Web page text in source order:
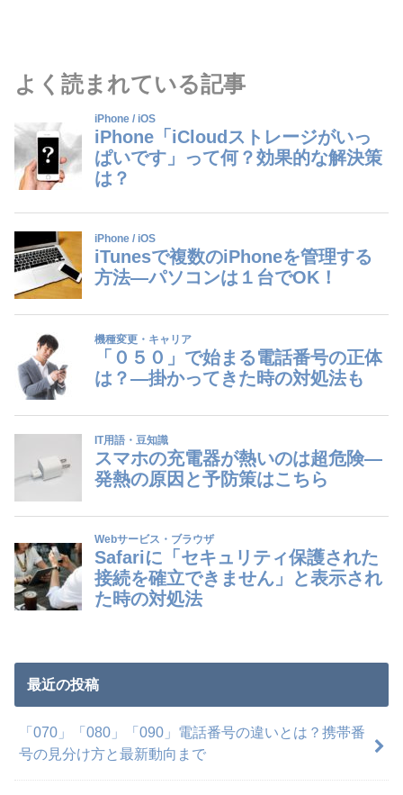
よく読まれている記事
最近の投稿
「070」「080」「090」電話番号の違いとは？携帯番
号の見分け方と最新動向まで